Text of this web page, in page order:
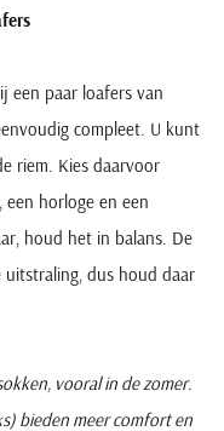
een paar loafers van
compleet. U kunt
riem. Kies daarvoor
horloge en een
houd het in balans. De
uitstraling, dus houd daar
vooral in de zomer.
bieden meer comfort en